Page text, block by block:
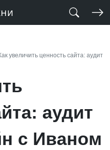
увеличить ценность сайта: аудит
аудит
с Иваном